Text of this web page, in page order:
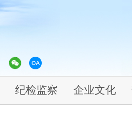
纪检监察 企业文化